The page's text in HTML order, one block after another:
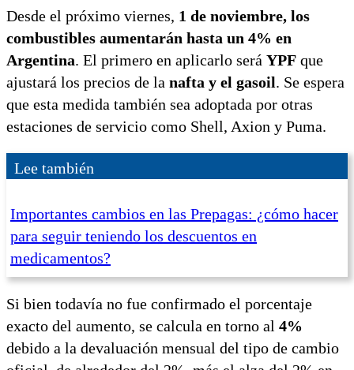
Desde el próximo viernes, 1 de noviembre, los
combustibles aumentarán hasta un 4% en
Argentina. El primero en aplicarlo será YPF que
ajustará los precios de la nafta y el gasoil. Se espera
que esta medida también sea adoptada por otras
estaciones de servicio como Shell, Axion y Puma.
Lee también
Importantes cambios en las Prepagas: ¿cómo hacer
para seguir teniendo los descuentos en
medicamentos?
Si bien todavía no fue confirmado el porcentaje
exacto del aumento, se calcula en torno al 4%
debido a la devaluación mensual del tipo de cambio